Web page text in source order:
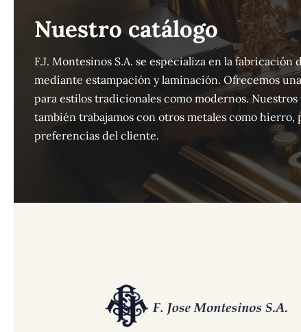
Nuestro catálogo
F.J. Montesinos S.A. se especializa en la
mediante estampación y laminación. Ofrecemos
para estilos tradicionales como modernos.
también trabajamos con otros metales como
preferencias del cliente.